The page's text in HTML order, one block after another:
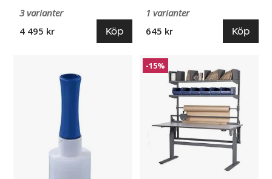
3 varianter
4 495 kr
Köp
1 varianter
645 kr
Köp
Höj
och
sänkbart
Arbetsbord
Packbord
-15%